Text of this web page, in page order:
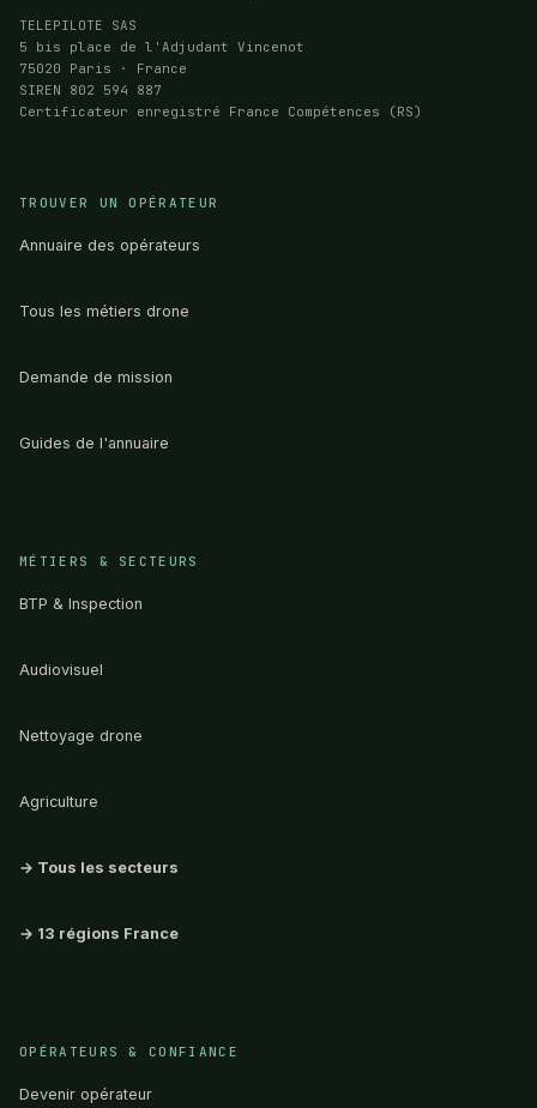
TELEPILOTE SAS
5 bis place de l'Adjudant Vincenot
75020 Paris · France
SIREN 802 594 887
Certificateur enregistré France Compétences (RS)
TROUVER UN OPÉRATEUR
Annuaire des opérateurs
Tous les métiers drone
Demande de mission
Guides de l'annuaire
MÉTIERS & SECTEURS
BTP & Inspection
Audiovisuel
Nettoyage drone
Agriculture
→ Tous les secteurs
→ 13 régions France
OPÉRATEURS & CONFIANCE
Devenir opérateur